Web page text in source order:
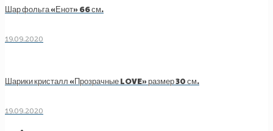
Шар фольга «Енот» 66 см.
19.09.2020
Шарики кристалл «Прозрачные LOVE» размер 30 см.
19.09.2020